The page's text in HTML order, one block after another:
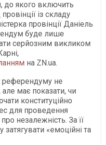
до якого включить
із складу
провінції Даніель
буде лише
серйозним викликом
на ZN.ua.
референдуму не
має показати, чи
конституційно
для проведення
незалежність. За її
«емоційні та